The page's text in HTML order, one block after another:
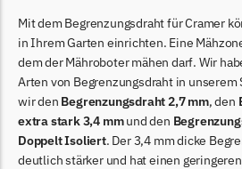
Belrobotics
Belrobotics Messer
Begrenzungsdraht
Black & Decker
Black & Decker Messer
Mit dem Begrenzungsdraht für Cramer
in Ihrem Garten einrichten. Eine
dem der Mähroboter mähen darf. Wir
Arten von Begrenzungsdraht in unserem
wir den Begrenzungsdraht 2,7 mm, den
extra stark 3,4 mmund den
Doppelt Isoliert. Der 3,4 mm dicke
deutlich stärker und hat einen